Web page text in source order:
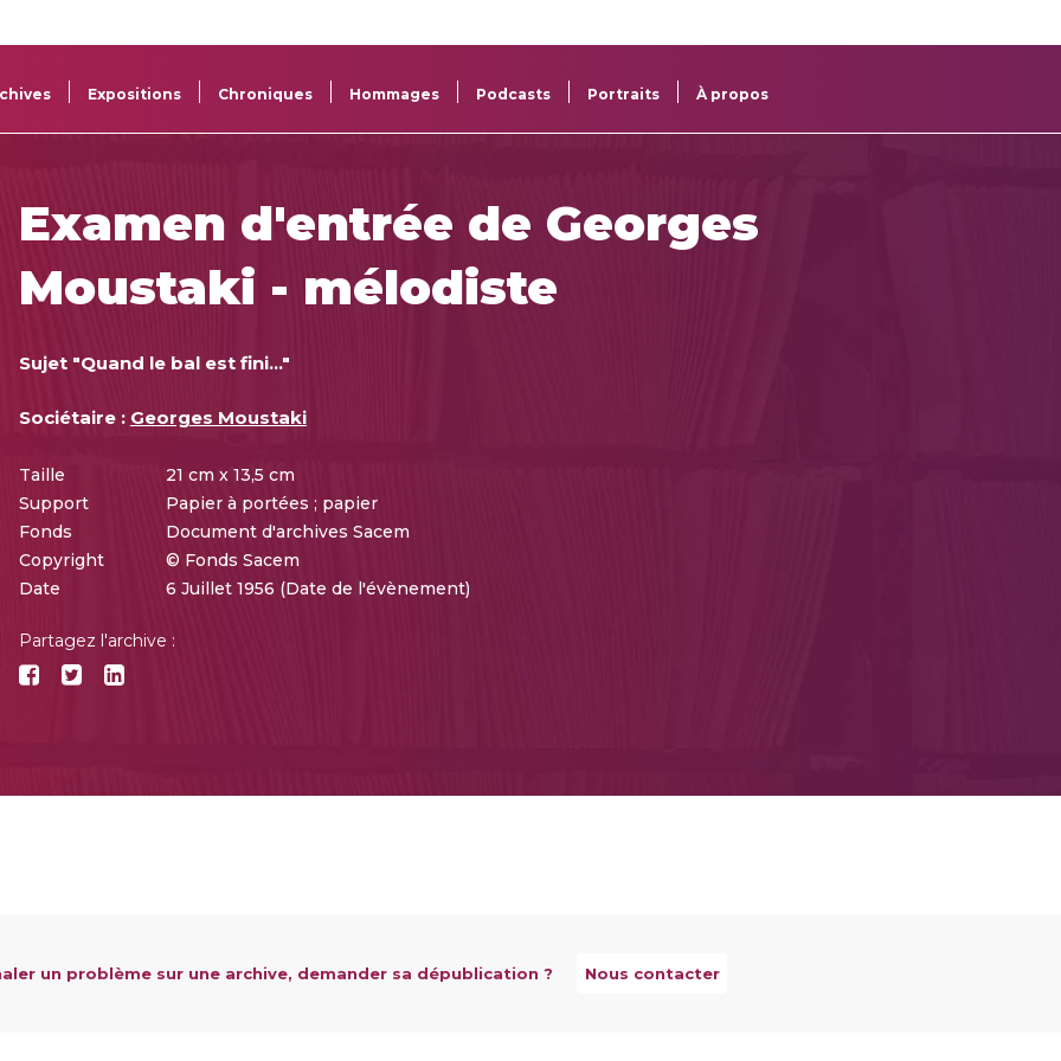
Sacem
projets
Sacem
des œuvres
Expositions Chroniques Hommages Podcasts Portraits À propos
Examen d'entrée de Georges
Moustaki - mélodiste
Sujet "Quand le bal est fini..."
Sociétaire : Georges Moustaki
Taille
21 cm x 13,5 cm
Support
Papier à portées ; papier
Fonds
Document d'archives Sacem
Copyright
© Fonds Sacem
Date
6 Juillet 1956 (Date de l'évènement)
Partagez l'archive :
un problème sur une archive, demander sa dépublication ? Nous contacter